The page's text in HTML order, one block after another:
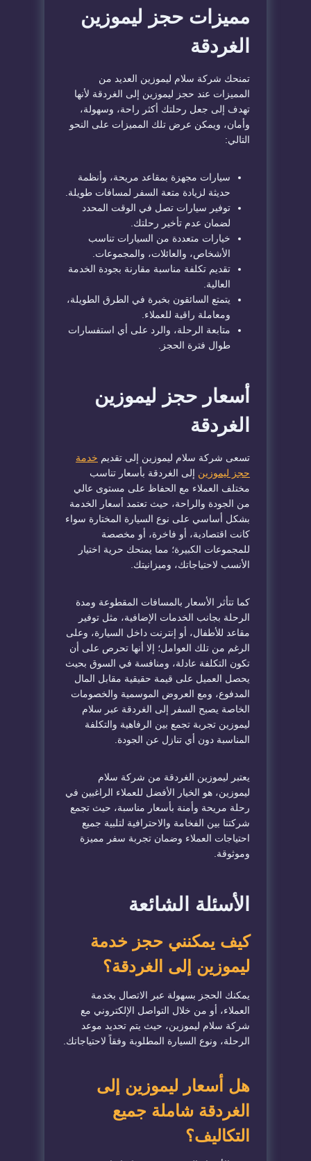
مميزات حجز ليموزين
الغردقة
تمنحك شركة سلام ليموزين العديد من
المميزات عند حجز ليموزين إلى الغردقة لأنها
تهدف إلى جعل رحلتك أكثر راحة، وسهولة،
وأمان، ويمكن عرض تلك المميزات على النحو
التالي:
سيارات مجهزة بمقاعد مريحة، وأنظمة
حديثة لزيادة متعة السفر لمسافات طويلة.
توفير سيارات تصل في الوقت المحدد
لضمان عدم تأخير رحلتك.
خيارات متعددة من السيارات تناسب
الأشخاص، والعائلات، والمجموعات.
تقديم تكلفة مناسبة مقارنة بجودة الخدمة
العالية.
يتمتع السائقون بخبرة في الطرق الطويلة،
ومعاملة راقية للعملاء.
متابعة الرحلة، والرد على أي استفسارات
طوال فترة الحجز.
أسعار حجز ليموزين
الغردقة
تسعى شركة سلام ليموزين إلى تقديم خدمة
حجز ليموزين إلى الغردقة بأسعار تناسب
مختلف العملاء مع الحفاظ على مستوى عالي
من الجودة والراحة، حيث تعتمد أسعار الخدمة
بشكل أساسي على نوع السيارة المختارة سواء
كانت اقتصادية، أو فاخرة، أو مخصصة
للمجموعات الكبيرة؛ مما يمنحك حرية اختيار
الأنسب لاحتياجاتك، وميزانيتك.
كما تتأثر الأسعار بالمسافات المقطوعة ومدة
الرحلة بجانب الخدمات الإضافية، مثل توفير
مقاعد للأطفال، أو إنترنت داخل السيارة، وعلى
الرغم من تلك العوامل؛ إلا أنها تحرص على أن
تكون التكلفة عادلة، ومنافسة في السوق بحيث
يحصل العميل على قيمة حقيقية مقابل المال
المدفوع، ومع العروض الموسمية والخصومات
الخاصة يصبح السفر إلى الغردقة عبر سلام
ليموزين تجربة تجمع بين الرفاهية والتكلفة
المناسبة دون أي تنازل عن الجودة.
يعتبر ليموزين الغردقة من شركة سلام
ليموزين، هو الخيار الأفضل للعملاء الراغبين في
رحلة مريحة وأمنة بأسعار مناسبة، حيث تجمع
شركتنا بين الفخامة والاحترافية لتلبية جميع
احتياجات العملاء وضمان تجربة سفر مميزة
وموثوقة.
الأسئلة الشائعة
كيف يمكنني حجز خدمة
ليموزين إلى الغردقة؟
يمكنك الحجز بسهولة عبر الاتصال بخدمة
العملاء، أو من خلال التواصل الإلكتروني مع
شركة سلام ليموزين، حيث يتم تحديد موعد
الرحلة، ونوع السيارة المطلوبة وفقاً لاحتياجاتك.
هل أسعار ليموزين إلى
الغردقة شاملة جميع
التكاليف؟